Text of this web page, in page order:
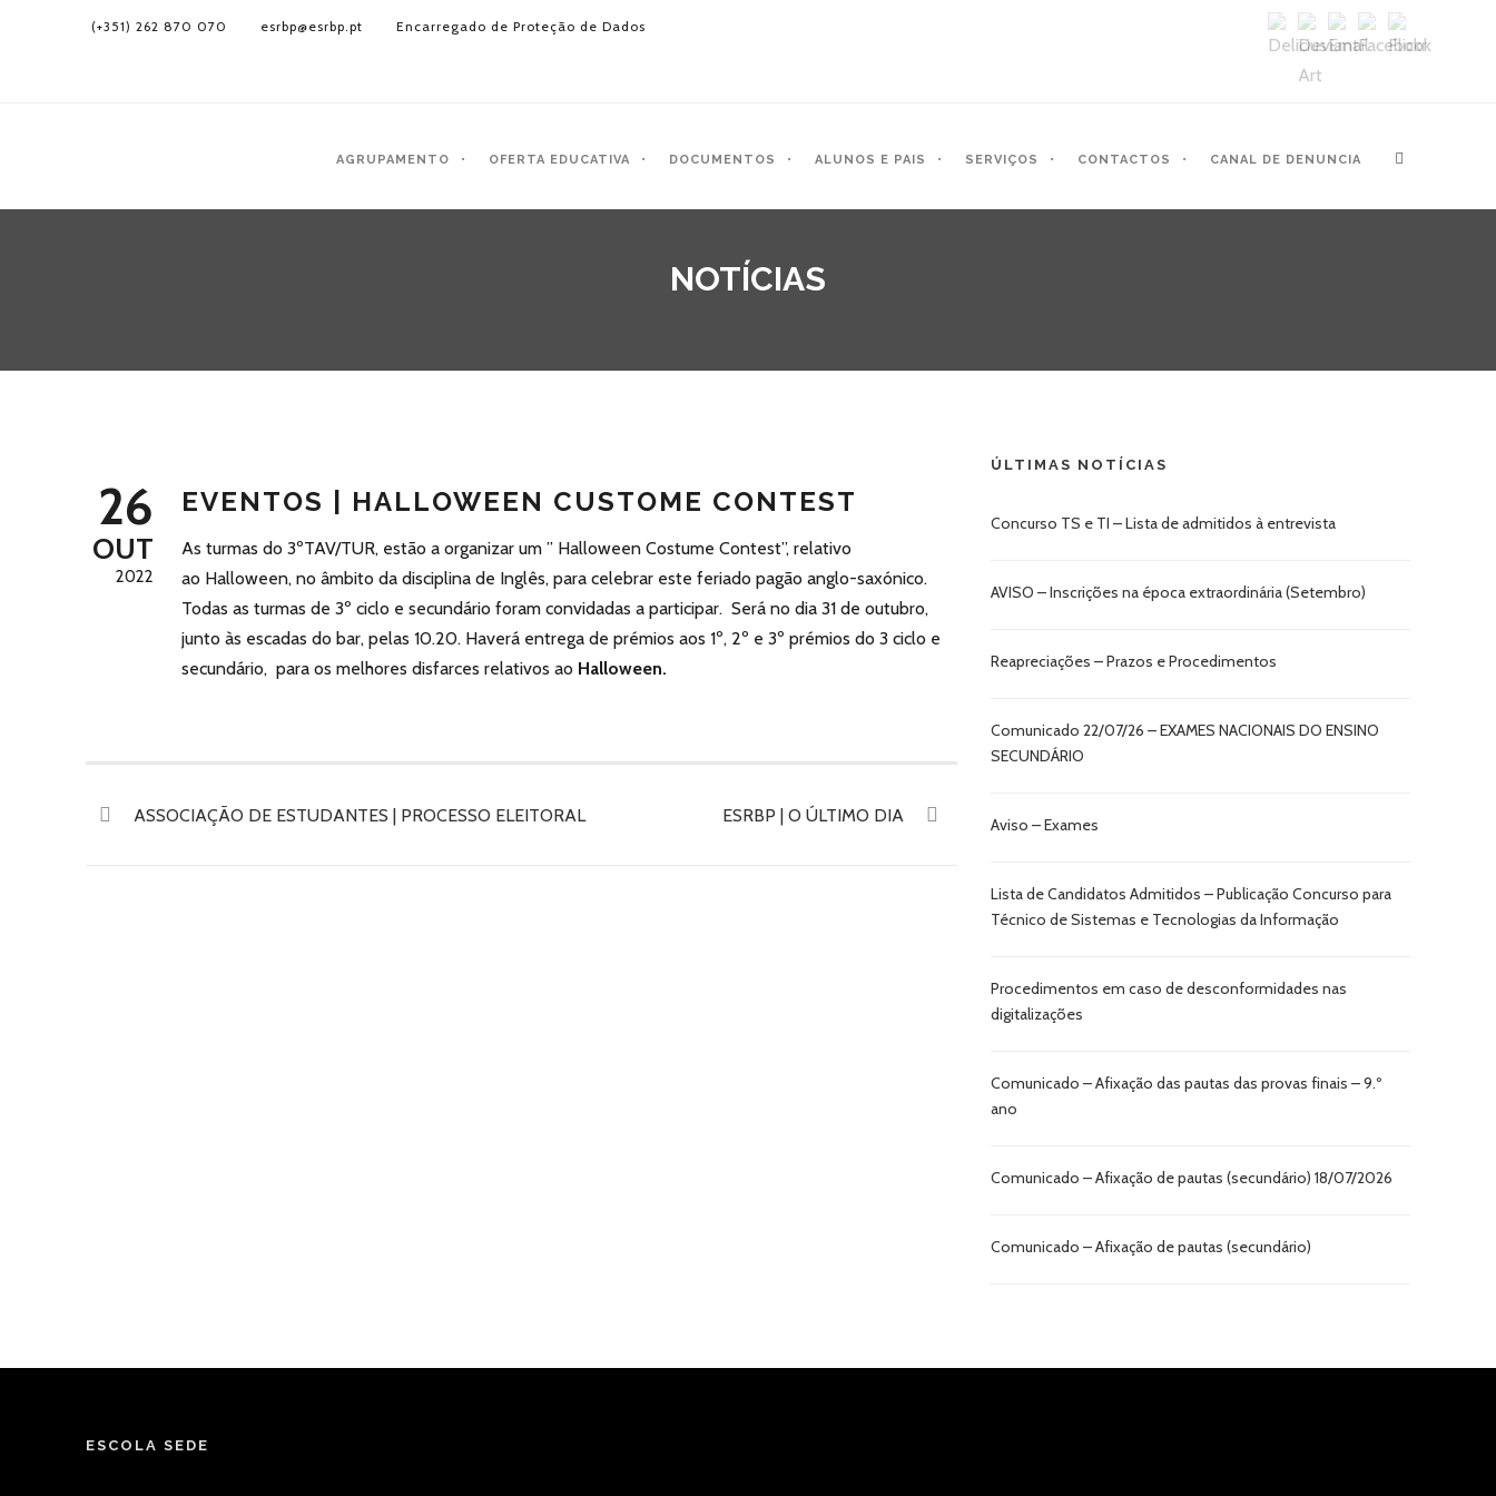
(+351) 262 870 070 esrbp@esrbp.pt Encarregado de Proteção de Dados
AGRUPAMENTO OFERTA EDUCATIVA DOCUMENTOS ALUNOS E PAIS SERVIÇOS CONTACTOS CANAL DE DENUNCIA
NOTÍCIAS
26
OUT
2022
EVENTOS | HALLOWEEN CUSTOME CONTEST
As turmas do 3ºTAV/TUR, estão a organizar um ” Halloween Costume Contest”, relativo
ao Halloween, no âmbito da disciplina de Inglês, para celebrar este feriado pagão anglo-saxónico.
Todas as turmas de 3º ciclo e secundário foram convidadas a participar. Será no dia 31 de outubro,
junto às escadas do bar, pelas 10.20. Haverá entrega de prémios aos 1º, 2º e 3º prémios do 3 ciclo e
secundário, para os melhores disfarces relativos ao Halloween.
ASSOCIAÇÃO DE ESTUDANTES | PROCESSO ELEITORAL ESRBP | O ÚLTIMO DIA
ÚLTIMAS NOTÍCIAS
Concurso TS e TI – Lista de admitidos à entrevista
AVISO – Inscrições na época extraordinária (Setembro)
Reapreciações – Prazos e Procedimentos
Comunicado 22/07/26 – EXAMES NACIONAIS DO ENSINO
SECUNDÁRIO
Aviso – Exames
Lista de Candidatos Admitidos – Publicação Concurso para
Técnico de Sistemas e Tecnologias da Informação
Procedimentos em caso de desconformidades nas
digitalizações
Comunicado – Afixação das pautas das provas finais – 9.º
ano
Comunicado – Afixação de pautas (secundário) 18/07/2026
Comunicado – Afixação de pautas (secundário)
ESCOLA SEDE